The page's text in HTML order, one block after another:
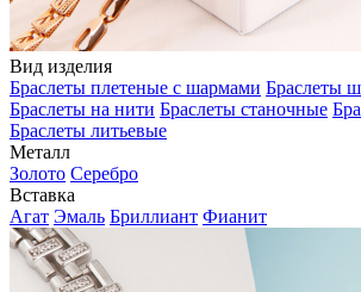
Вид изделия
Браслеты плетеные с шармами Браслеты
Браслеты на нити Браслеты станочные
Браслеты литьевые
Металл
Золото Серебро
Вставка
Агат Эмаль Бриллиант Фианит